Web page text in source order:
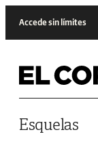
Accede sin límites
Esquelas